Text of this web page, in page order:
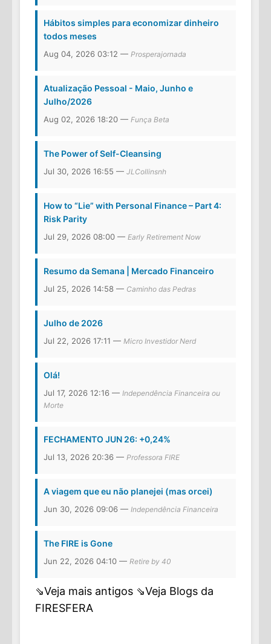
Hábitos simples para economizar dinheiro
todos meses
Aug 04, 2026 03:12 — Prosperajornada
Atualização Pessoal - Maio, Junho e
Julho/2026
Aug 02, 2026 18:20 — Funça Beta
The Power of Self-Cleansing
Jul 30, 2026 16:55 — JLCollinsnh
How to “Lie” with Personal Finance – Part 4:
Risk Parity
Jul 29, 2026 08:00 — Early Retirement Now
Resumo da Semana | Mercado Financeiro
Jul 25, 2026 14:58 — Caminho das Pedras
Julho de 2026
Jul 22, 2026 17:11 — Micro Investidor Nerd
Olá!
Jul 17, 2026 12:16 — Independência Financeira ou
Morte
FECHAMENTO JUN 26: +0,24%
Jul 13, 2026 20:36 — Professora FIRE
A viagem que eu não planejei (mas orcei)
Jun 30, 2026 09:06 — Independência Financeira
The FIRE is Gone
Jun 22, 2026 04:10 — Retire by 40
⇘Veja mais antigos ⇘Veja Blogs da
FIRESFERA